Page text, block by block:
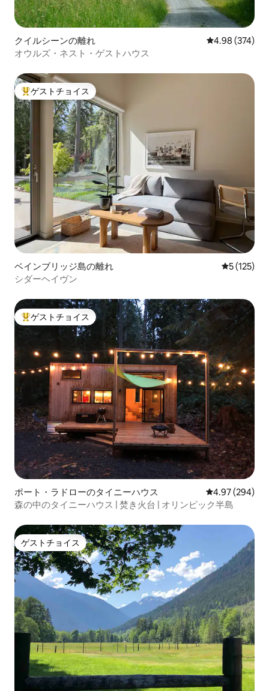
クイルシーンの離れ レビュー374
4.98 (374)
オウルズ・ネスト・ゲストハウス
大好評のゲストチョイスです。
ゲストチョイス
ベインブリッジ島の離れ レビュー
5 (125)
シダーヘイヴン
大好評のゲストチョイスです。
ゲストチョイス
ポート・ラドローのタイニーハウス レビュー294
4.97 (294)
森の中のタイニーハウス | 焚き火台 | オリンピック半島
ゲストチョイス
ゲストチョイス